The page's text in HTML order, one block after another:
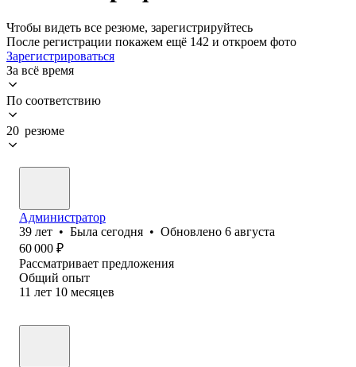
Чтобы видеть все резюме, зарегистрируйтесь
После регистрации покажем ещё 142 и откроем фото
Зарегистрироваться
За всё время
По соответствию
20 резюме
Администратор
39 лет • Была сегодня • Обновлено 6 августа
60 000 ₽
Рассматривает предложения
Общий опыт
11 лет 10 месяцев